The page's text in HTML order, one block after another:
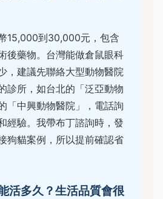
15,000到30,000元，包含
後藥物。台灣能做倉鼠眼科
，建議先聯絡大型動物醫院
診所，如台北的「泛亞動物
「中興動物醫院」，電話詢
經驗。我帶布丁諮詢時，發
狗貓案例，所以提前確認省
活多久？生活品質會很